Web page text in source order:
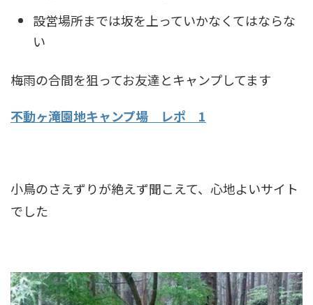
設営場所までは坂を上っていかなくてはならな
い
梅雨の合間を狙ってお友達とキャンプしてます
不動ヶ滝園地キャンプ場 レポ 1
小鳥のさえずりが絶えず聞こえて、心地よいサイト
でした